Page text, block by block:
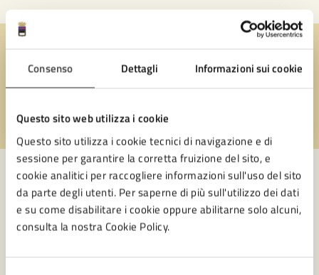
Consenso Dettagli Informazioni sui cookie
Questo sito web utilizza i cookie
Questo sito utilizza i cookie tecnici di navigazione e di
sessione per garantire la corretta fruizione del sito, e
cookie analitici per raccogliere informazioni sull'uso del sito
da parte degli utenti. Per saperne di più sull'utilizzo dei dati
e su come disabilitare i cookie oppure abilitarne solo alcuni,
consulta la nostra Cookie Policy.
Quanto sono chiare le informazioni su questa
pagina?
Valuta 5 stelle su 5
Valuta 4 stelle su 5
Valuta 3 stelle su 5
Valuta 2 stelle su 5
Valuta 1 stelle su 5
Contatta il comune
Leggi le domande frequenti